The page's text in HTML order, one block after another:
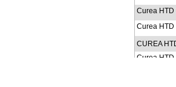
Curea HTD
Curea HTD
CUREA
Curea